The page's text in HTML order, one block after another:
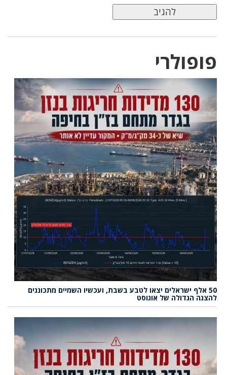
פופולרי
50 אלף ישראלים יצאו לטבע בשבת, ועכשיו השמיים מתכוננים
להצגה הגדולה של אוגוסט